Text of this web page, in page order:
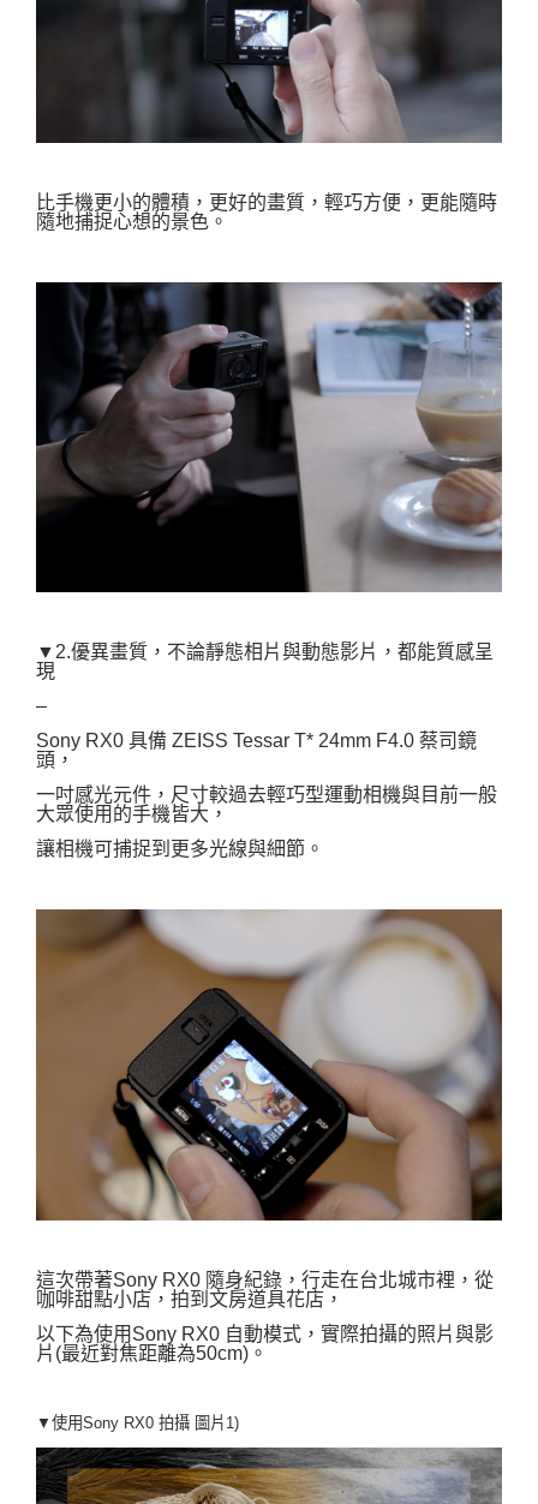
比手機更小的體積，更好的畫質， 輕巧方便， 更能隨時
隨地捕捉心想的景色。
▼2.優異畫質，不論靜態相片與動態影片，都能質感呈
現
–
Sony RX0 具備 ZEISS Tessar T* 24mm F4.0 蔡司鏡
頭，
一吋感光元件，尺寸較過去輕巧型運動相機與目前一般
大眾使用的手機皆大，
讓相機可捕捉到更多光線與細節。
這次帶著Sony RX0 隨身紀錄，行走在台北城市裡，從
咖啡甜點小店，拍到文房道具花店，
以下為使用Sony RX0 自動模式，實際拍攝的照片與影
片(最近對焦距離為50cm)。
▼使用Sony RX0 拍攝 圖片1)